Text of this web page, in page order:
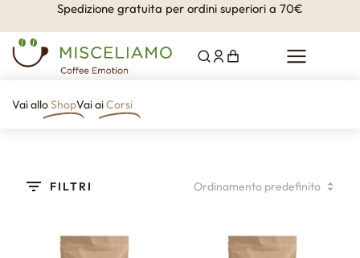
Spedizione gratuita per ordini superiori a 70€
Vai alloShopVai aiCorsi
FILTRI